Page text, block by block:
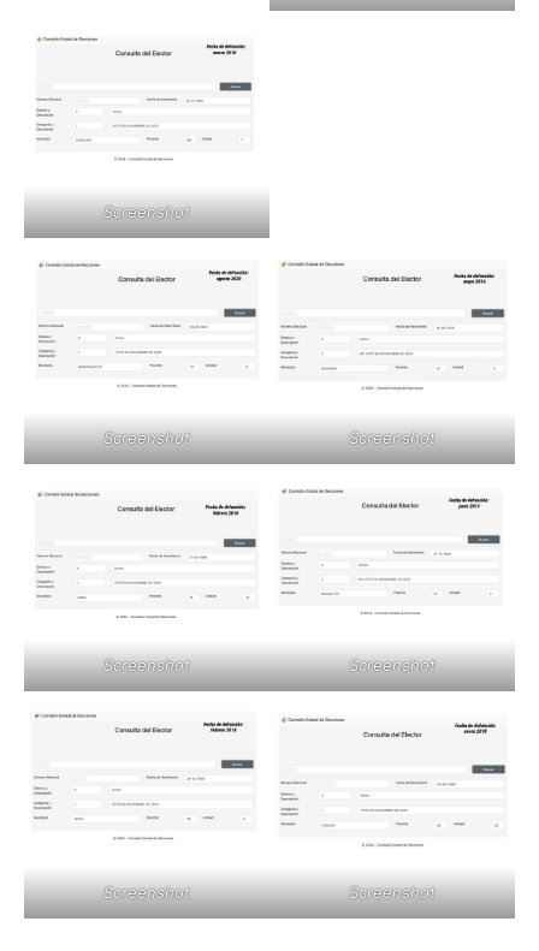
Screenshot
Screenshot Screenshot
Screenshot Screenshot
Screenshot Screenshot